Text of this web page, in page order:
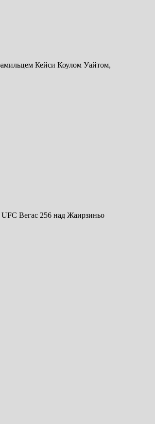
Кейси Коулом Уайтом,
Вегас 256 над Жаирзиньо